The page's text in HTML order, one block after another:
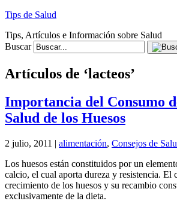
Tips de Salud
Tips, Artículos e Información sobre Salud
Buscar
Artículos de ‘lacteos’
Importancia del Consumo
Salud de los Huesos
2 julio, 2011 | alimentación, Consejos de
Los huesos están constituidos por un
calcio, el cual aporta dureza y resistencia. El
crecimiento de los huesos y su recambio
exclusivamente de la dieta.